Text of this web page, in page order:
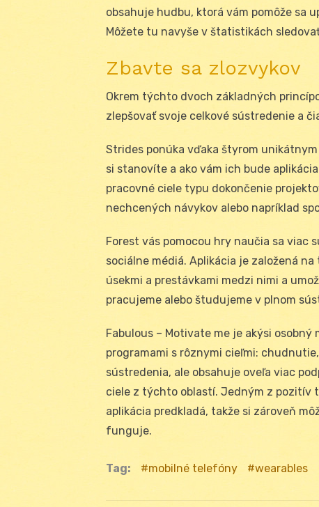
obsahuje hudbu, ktorá vám pomôže sa
Môžete tu navyše v štatistikách
Zbavte sa zlozvykov
Okrem týchto dvoch základných
zlepšovať svoje celkové sústredenie a
Strides ponúka vďaka štyrom
si stanovíte a ako vám ich bude
pracovné ciele typu dokončenie
nechcených návykov alebo napríklad
Forest vás pomocou hry naučia sa viac
sociálne médiá. Aplikácia je založená
úsekmi a prestávkami medzi nimi a
pracujeme alebo študujeme v plnom
Fabulous – Motivate me je akýsi
programami s rôznymi cieľmi:
sústredenia, ale obsahuje oveľa viac
ciele z týchto oblastí. Jedným z pozitív
aplikácia predkladá, takže si zároveň
funguje.
Tag: mobilné telefóny wearables